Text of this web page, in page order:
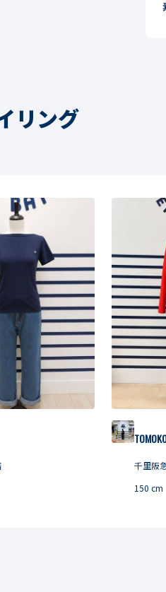
リング
千里阪
150 cm